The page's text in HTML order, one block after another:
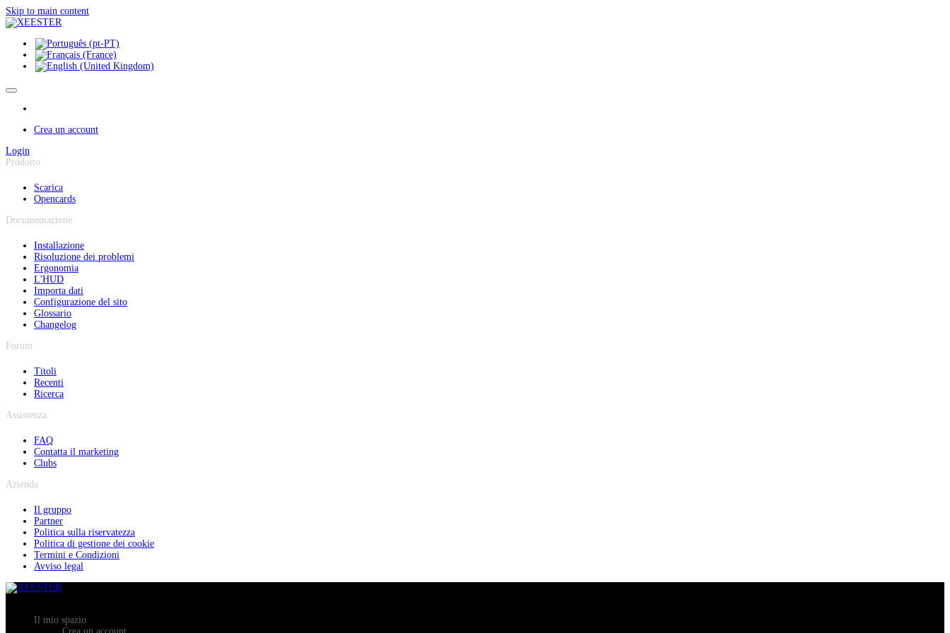
Skip to main content
Crea un account
Login
Prodotto
Scarica
Opencards
Documentazione
Installazione
Risoluzione dei problemi
Ergonomia
L'HUD
Importa dati
Configurazione del sito
Glossario
Changelog
Forum
Titoli
Recenti
Ricerca
Assistenza
FAQ
Contatta il marketing
Clubs
Azienda
Il gruppo
Partner
Politica sulla riservatezza
Politica di gestione dei cookie
Termini e Condizioni
Avviso legal
Il mio spazio
Pannello di gestione dei cookies